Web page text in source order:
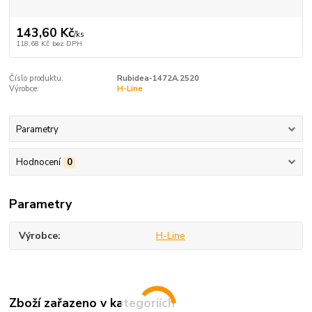
143,60 Kč/ks
118,68 Kč bez DPH
Číslo produktu:
Rubidea-1472A.2520
Výrobce:
H-Line
Parametry
Hodnocení 0
Parametry
Výrobce H-Line
Zboží zařazeno v kategoriích